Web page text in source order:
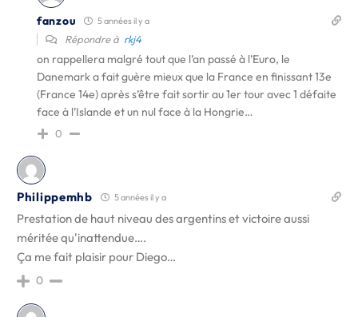
fanzou 5 années il y a
Répondre à rkj4
on rappellera malgré tout que l’an passé à l’Euro, le
Danemark a fait guère mieux que la France en finissant 13e
(France 14e) après s’être fait sortir au 1er tour avec 1 défaite
face à l’Islande et un nul face à la Hongrie…
0
Philippemhb 5 années il y a
Prestation de haut niveau des argentins et victoire aussi
méritée qu'inattendue….
Ça me fait plaisir pour Diego…
0